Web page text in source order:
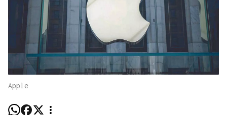
Apple